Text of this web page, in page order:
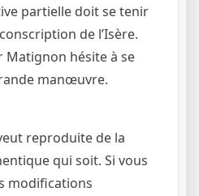
partielle doit se tenir
de l’Isère.
Matignon hésite à se
manœuvre.
reproduite de la
qui soit. Si vous
modifications